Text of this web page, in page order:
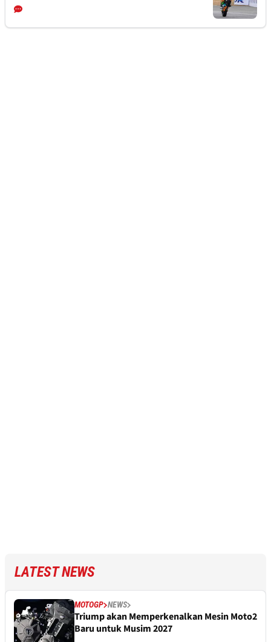
LATEST NEWS
MOTOGP NEWS
Triump akan Memperkenalkan Mesin Moto2
Baru untuk Musim 2027